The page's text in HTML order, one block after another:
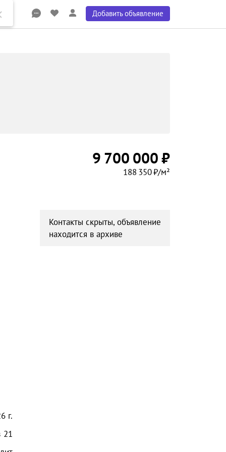
Добавить объявление
9 700 000 ₽
188 350 ₽/м²
г.
21
Контакты скрыты, объявление
находится в архиве